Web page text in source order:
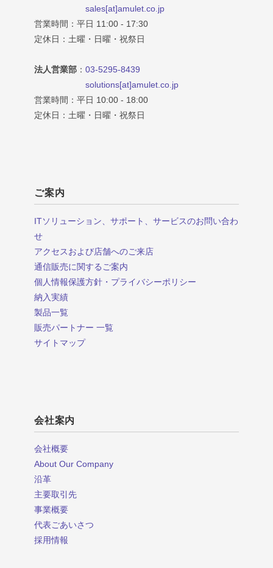
sales[at]amulet.co.jp
営業時間：平日 11:00 - 17:30
定休日：土曜・日曜・祝祭日
法人営業部 ： 03-5295-8439
solutions[at]amulet.co.jp
営業時間：平日 10:00 - 18:00
定休日：土曜・日曜・祝祭日
ご案内
ITソリューション、サポート、サービスのお問い合わ
せ
アクセスおよび店舗へのご来店
通信販売に関するご案内
個人情報保護方針・プライバシーポリシー
納入実績
製品一覧
販売パートナー 一覧
サイトマップ
会社案内
会社概要
About Our Company
沿革
主要取引先
事業概要
代表ごあいさつ
採用情報